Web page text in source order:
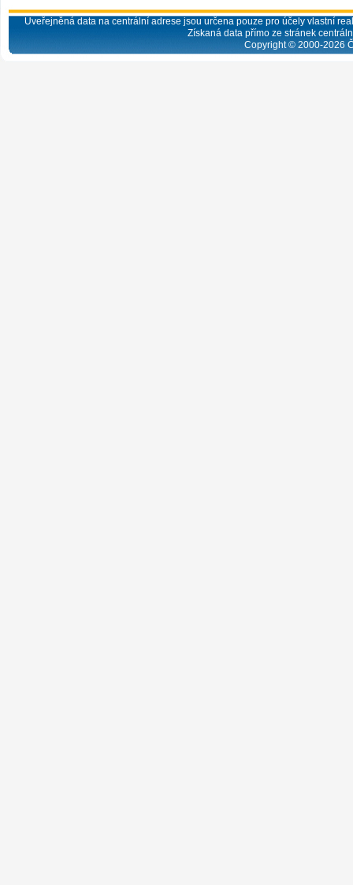
Uveřejněná data na centrální adrese jsou určena pouze pro účely vlastní
Získaná data přímo ze stránek
Copyright © 2000-2026